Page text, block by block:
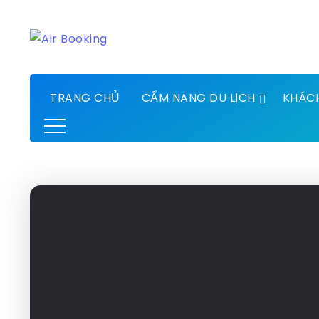
TRANG CHỦ CẨM NANG DU LỊCH